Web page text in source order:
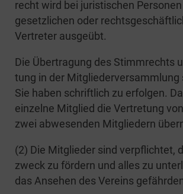
recht wird bei juris­ti­schen
gesetz­li­chen oder
Ver­tre­ter ausgeübt.
Die Über­tra­gung des Stimm­rechts
tung in der Mit­glie­der­ver­samm­lung
Sie haben schrift­lich zu erfol­gen.
ein­zel­ne Mit­glied die Ver­tre­tung
zwei abwe­sen­den Mit­glie­dern
(2) Die Mit­glie­der sind ver­pflich­tet,
zweck zu för­dern und alles zu
das Anse­hen des Ver­eins